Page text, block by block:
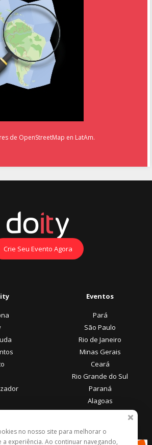
de OpenStreetMap en LatAm.
Crie Seu Evento Agora
Eventos
Pará
São Paulo
Rio de Janeiro
Minas Gerais
Ceará
Rio Grande do Sul
Paraná
Alagoas
Formas de Pagamento
no nosso site para melhorar o
a experiência. Ao continuar navegando,